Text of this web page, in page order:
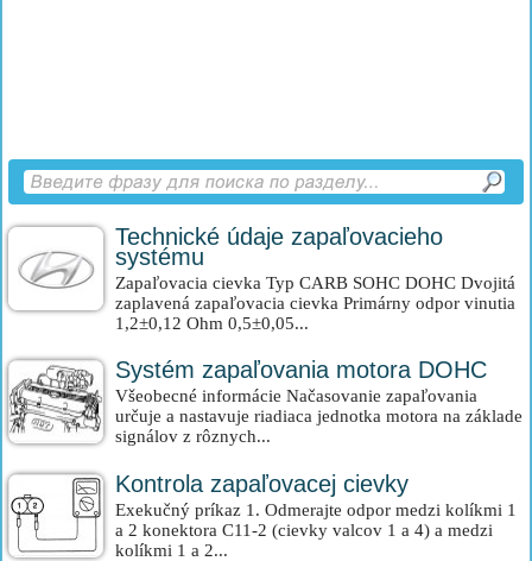
Technické údaje zapaľovacieho
systému
Zapaľovacia cievka Typ CARB SOHC DOHC Dvojitá
zaplavená zapaľovacia cievka Primárny odpor vinutia
1,2±0,12 Ohm 0,5±0,05...
Systém zapaľovania motora DOHC
Všeobecné informácie Načasovanie zapaľovania
určuje a nastavuje riadiaca jednotka motora na základe
signálov z rôznych...
Kontrola zapaľovacej cievky
Exekučný príkaz 1. Odmerajte odpor medzi kolíkmi 1
a 2 konektora C11-2 (cievky valcov 1 a 4) a medzi
kolíkmi 1 a 2...